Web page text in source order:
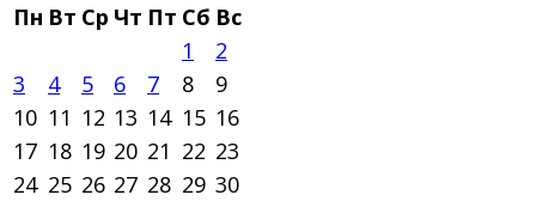
Пн Вт Ср Чт Пт Сб Вс
1
2
3
4 5 6 7 8
9
10 11 12 13 14 15 16
17 18 19 20 21 22 23
24 25 26 27 28 29 30